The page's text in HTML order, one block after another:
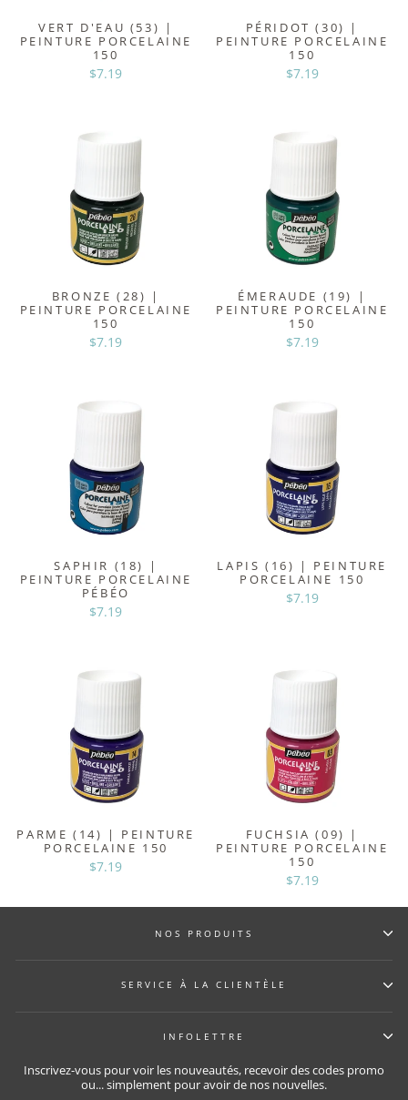
VERT D'EAU (53) |
PEINTURE PORCELAINE
150
$7.19
PÉRIDOT (30) |
PEINTURE PORCELAINE
150
$7.19
BRONZE (28) |
PEINTURE PORCELAINE
150
$7.19
ÉMERAUDE (19) |
PEINTURE PORCELAINE
150
$7.19
SAPHIR (18) |
PEINTURE PORCELAINE
PÉBÉO
$7.19
LAPIS (16) | PEINTURE
PORCELAINE 150
$7.19
PARME (14) | PEINTURE
PORCELAINE 150
$7.19
FUCHSIA (09) |
PEINTURE PORCELAINE
150
$7.19
NOS PRODUITS
SERVICE À LA CLIENTÈLE
INFOLETTRE
Inscrivez-vous pour voir les nouveautés, recevoir des codes promo
ou... simplement pour avoir de nos nouvelles.